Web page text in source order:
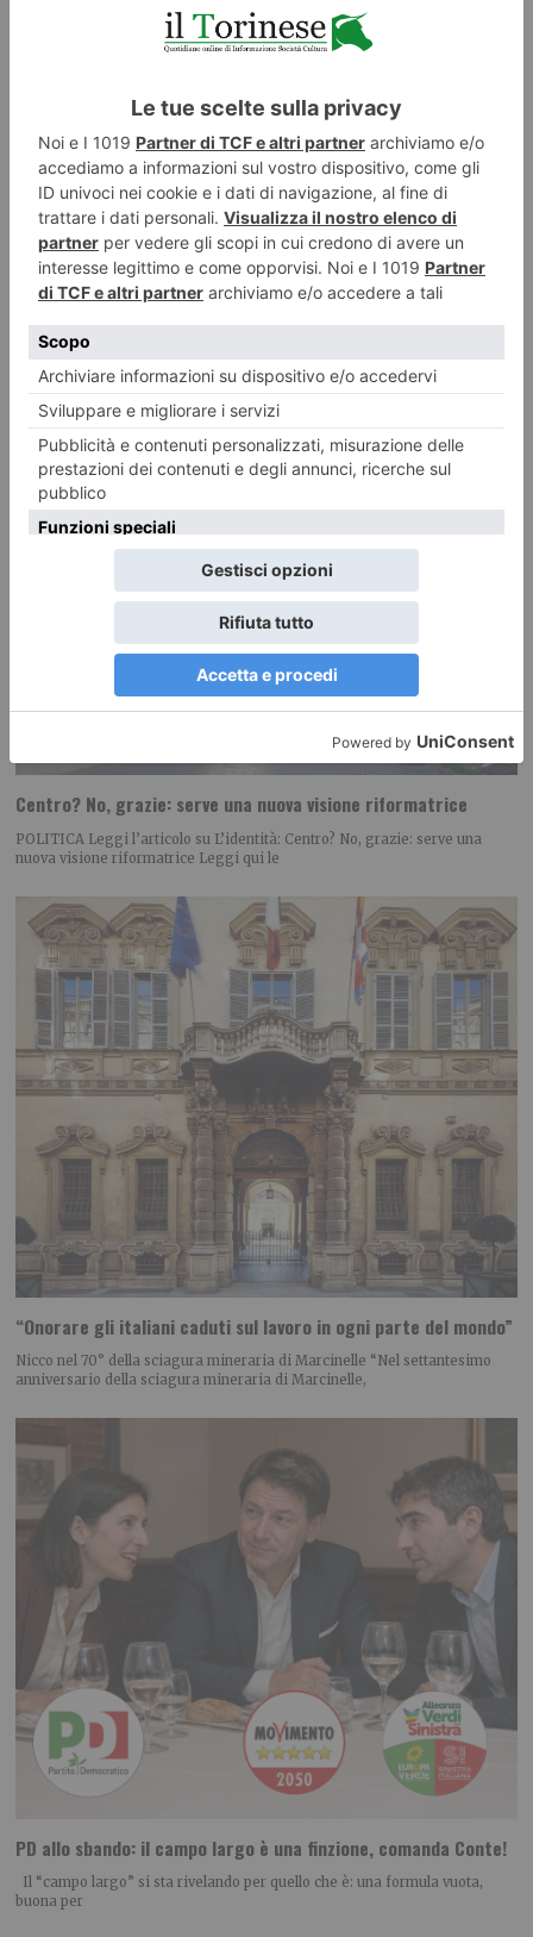
“Se si capissero le grandi ricadute della TAV, le cose
sarebbero diverse”
Piemonte era alla guida
Centro? No, grazie: serve una nuova visione riformatrice
POLITICA Leggi l’articolo su L’identità: Centro? No, grazie: serve una
nuova visione riformatrice Leggi qui le
“Onorare gli italiani caduti sul lavoro in ogni parte del mondo”
Nicco nel 70° della sciagura mineraria di Marcinelle “Nel settantesimo
anniversario della sciagura mineraria di Marcinelle,
PD allo sbando: il campo largo è una finzione, comanda Conte!
Il “campo largo” si sta rivelando per quello che è: una formula vuota,
buona per